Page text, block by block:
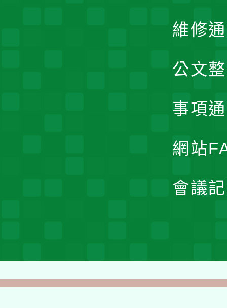
維修
公文
事項
網站
會議